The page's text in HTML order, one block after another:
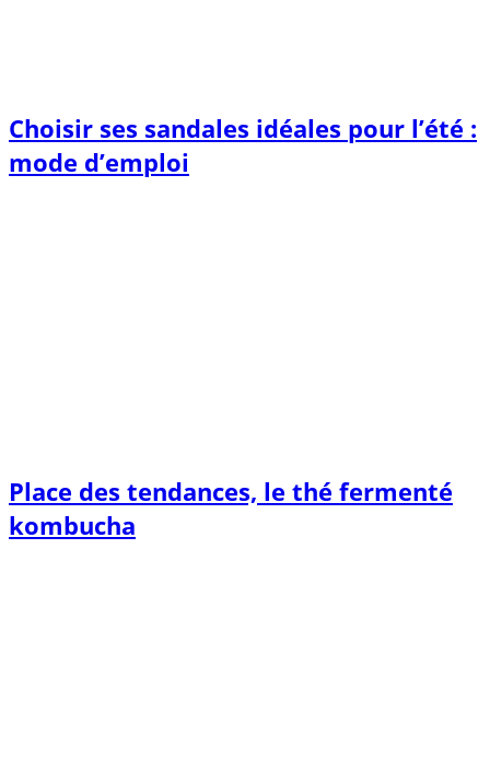
Choisir ses sandales idéales pour l’été :
mode d’emploi
Place des tendances, le thé fermenté
kombucha